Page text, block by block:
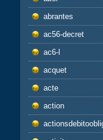
abrantes
ac56-decret
ac6-l
acquet
acte
action